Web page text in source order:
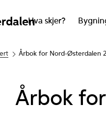
Hva skjer?
Årbok for Nord-Østerdalen
Årbok